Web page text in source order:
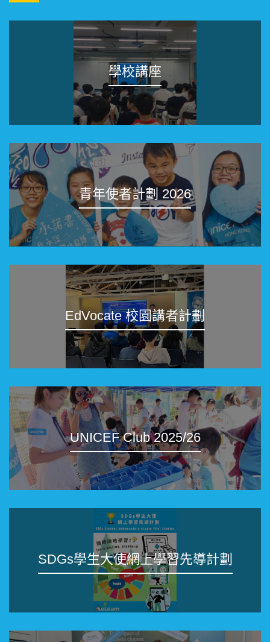
學校講座
青年使者計劃 2026
EdVocate 校園講者計劃
UNICEF Club 2025/26
SDGs學生大使網上學習先導計劃